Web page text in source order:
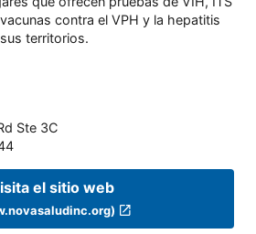
contra el VPH y la hepatitis
territorios.
Ste 3C
el sitio web